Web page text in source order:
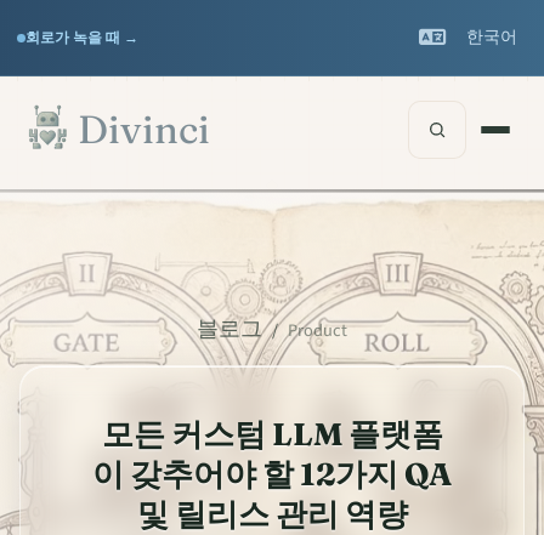
회로가 녹을 때 → 한국어
Divinci
블로그 / Product
모든 커스텀 LLM 플랫폼
이 갖추어야 할 12가지 QA
및 릴리스 관리 역량